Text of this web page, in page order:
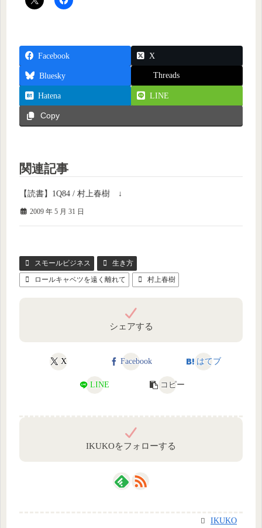
Facebook X
Bluesky Threads
Hatena LINE
Copy
関連記事
【読書】1Q84 / 村上春樹 ↓
2009 年 5 月 31 日
スモールビジネス
生き方
ロールキャベツを遠く離れて
村上春樹
シェアする
X Facebook はてブ
LINE コピー
IKUKOをフォローする
IKUKO